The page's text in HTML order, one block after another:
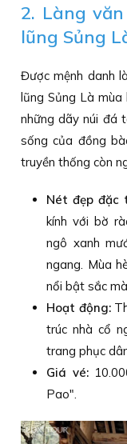
2. Làng
lũng Sủng
Được mệnh danh
lũng Sủng Là
những dãy núi đá
sống của đồng
truyền thống còn
Nét đẹp đặc
kính với bờ
ngô xanh
ngang. Mùa
nổi bật sắc
Hoạt động:
trúc nhà cổ
trang phục
Giá vé:
Pao".